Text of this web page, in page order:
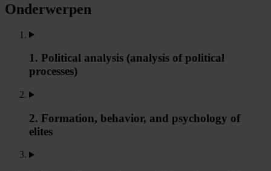
Onderwerpen
1. Political analysis (analysis of political
processes)
2. Formation, behavior, and psychology of
elites